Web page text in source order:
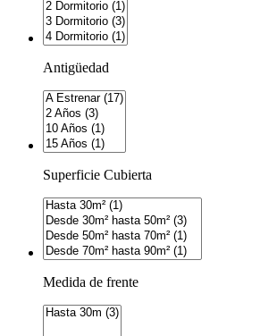
Antigüedad
Superficie Cubierta
Medida de frente